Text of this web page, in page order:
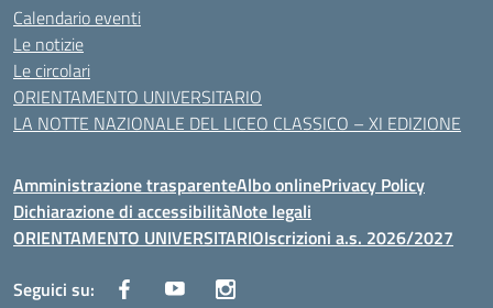
Calendario eventi
Le notizie
Le circolari
ORIENTAMENTO UNIVERSITARIO
LA NOTTE NAZIONALE DEL LICEO CLASSICO – XI EDIZIONE
Amministrazione trasparenteAlbo onlinePrivacy Policy
Dichiarazione di accessibilitàNote legali
ORIENTAMENTO UNIVERSITARIOIscrizioni a.s. 2026/2027
Seguici su: